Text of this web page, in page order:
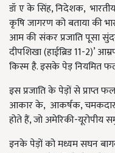
डॉ ए के सिंह, निदेशक,
कृषि जागरण को बताया की
आम की संकर प्रजाति पूसा
दीपशिखा (हाईब्रिड 11-2)’
किस्म है. इसके पेड़ नियमित
इस प्रजाति के पेड़ों से
आकार के, आकर्षक,
होते हैं, जो अमेरिकी-यूरोपीय
इनके पेड़ों को मध्यम सघन